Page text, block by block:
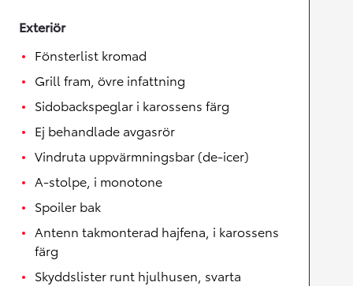
Exteriör
Fönsterlist kromad
Grill fram, övre infattning
Sidobackspeglar i karossens färg
Ej behandlade avgasrör
Vindruta uppvärmningsbar (de-icer)
A-stolpe, i monotone
Spoiler bak
Antenn takmonterad hajfena, i karossens
färg
Skyddslister runt hjulhusen, svarta